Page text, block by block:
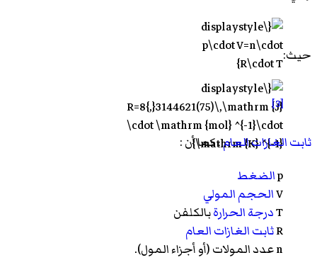
حيث:
[3]
ثابت الغازات العام، كما أن :
pالضغط
Vالحجم المولي
Tدرجة الحرارةبالكلفن
Rثابت الغازات العام
n عدد المولات (أو أجزاء المول).